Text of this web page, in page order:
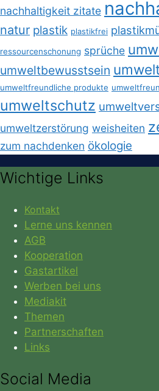
nachhaltigkeit zitate
natur plastik plastikfrei
ressourcenschonung sprüche
umweltbewusstsein
umweltfreundliche produkte
umweltschutz
umweltzerstörung weisheiten
zum nachdenken ökologie
Wichtige Links
Kontakt
Lerne uns kennen
AGB
Kooperation
Gastartikel
Werben bei uns
Mediakit
Themen
Partnerschaften
Links
Social Media